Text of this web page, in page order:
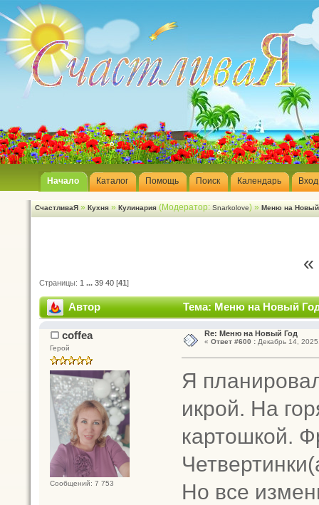
Начало Каталог Помощь Поиск Календарь Вход
СчастливаЯ » Кухня » Кулинария (Модератор: Snarkolove) » Меню на Новый
Страницы: 1 ... 39 40 [41]
Автор Тема: Меню на Новый
coffea
Герой
Сообщений: 7 753
Re: Меню на Новый Год
« Ответ #600 :Декабрь 14,
Я
икрой. На
картошкой.
Но все